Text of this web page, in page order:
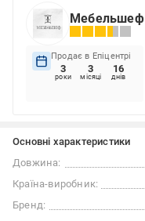
Мебельшеф
Продає в Епіцентрі
3
роки
3
місяці
16
днів
Основні характеристики
Довжина:
Країна-виробник:
Бренд: